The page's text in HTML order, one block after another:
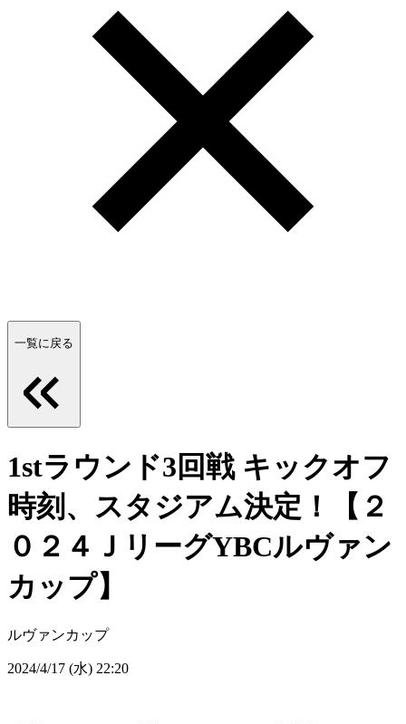
一覧に戻る
1stラウンド3回戦 キックオフ
時刻、スタジアム決定！【２
０２４ＪリーグYBCルヴァン
カップ】
ルヴァンカップ
2024/4/17 (水) 22:20